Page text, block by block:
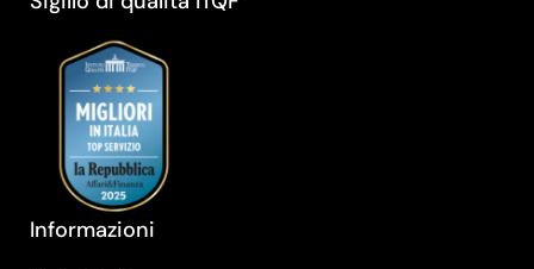
Informazioni